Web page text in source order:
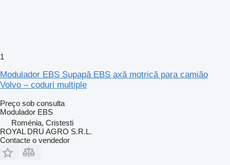
1
Modulador EBS Supapă EBS axă motrică para camião
Volvo – coduri multiple
Preço sob consulta
Modulador EBS
Roménia, Cristesti
ROYAL DRU AGRO S.R.L.
Contacte o vendedor